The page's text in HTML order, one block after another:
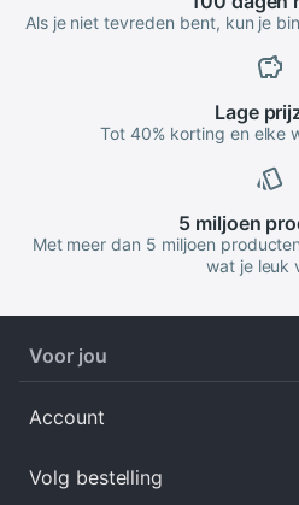
Als je niet tevreden bent, kun je
Lage
Tot 40% korting en elke
5 miljoen
Met meer dan 5 miljoen
wat je leuk
Voor jou
Account
Volg bestelling